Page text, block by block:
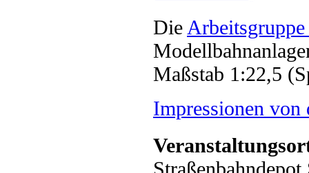
Die
Maßstab 1:22,5
Impressionen von
Straßenbahndepot